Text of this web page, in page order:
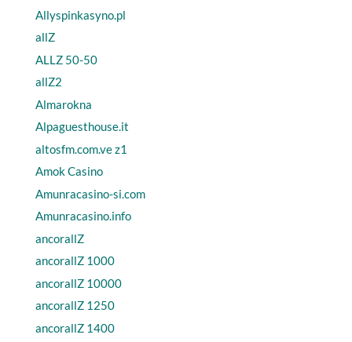
Allyspinkasyno.pl
allZ
ALLZ 50-50
allZ2
Almarokna
Alpaguesthouse.it
altosfm.com.ve z1
Amok Casino
Amunracasino-si.com
Amunracasino.info
ancorallZ
ancorallZ 1000
ancorallZ 10000
ancorallZ 1250
ancorallZ 1400